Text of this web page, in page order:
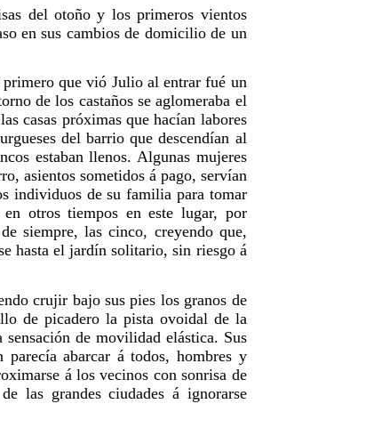
del otoño y los primeros vientos
en sus cambios de domicilio de un
que vió Julio al entrar fué un
de los castaños se aglomeraba el
casas próximas que hacían labores
del barrio que descendían al
estaban llenos. Algunas mujeres
asientos sometidos á pago, servían
individuos de su familia para tomar
otros tiempos en este lugar, por
siempre, las cinco, creyendo que,
hasta el jardín solitario, sin riesgo á
crujir bajo sus pies los granos de
de picadero la pista ovoidal de la
de movilidad elástica. Sus
parecía abarcar á todos, hombres y
á los vecinos con sonrisa de
las grandes ciudades á ignorarse